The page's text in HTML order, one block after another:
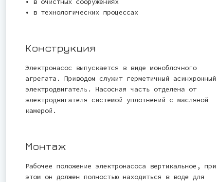
• в технологических процессах
Конструкция
Электронасос выпускается в виде моноблочного
агрегата. Приводом служит герметичный асинхронный
электродвигатель. Насосная часть отделена от
электродвигателя системой уплотнений с масляной
камерой.
Монтаж
Рабочее положение электронасоса вертикальное, при
этом он должен полностью находиться в воде для